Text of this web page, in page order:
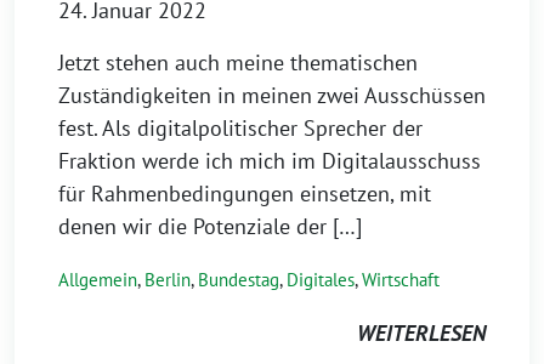
24. Januar 2022
Jetzt stehen auch meine thematischen
Zuständigkeiten in meinen zwei Ausschüssen
fest. Als digitalpolitischer Sprecher der
Fraktion werde ich mich im Digitalausschuss
für Rahmenbedingungen einsetzen, mit
denen wir die Potenziale der […]
Allgemein, Berlin, Bundestag, Digitales,Wirtschaft
WEITERLESEN